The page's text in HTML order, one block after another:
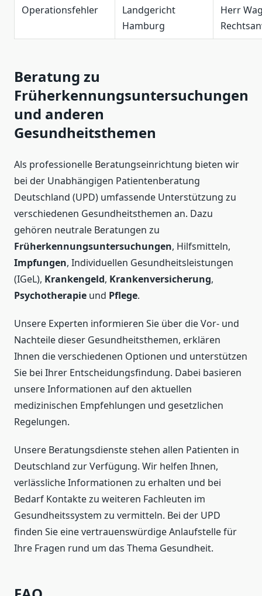
Operationsfehler
Landgericht
Hamburg
Herr
Beratung zu
Früherkennungsuntersuchungen
und anderen
Gesundheitsthemen
Als professionelle Beratungseinrichtung bieten wir
bei der Unabhängigen Patientenberatung
Deutschland (UPD) umfassende Unterstützung zu
verschiedenen Gesundheitsthemen an. Dazu
gehören neutrale Beratungen zu
Früherkennungsuntersuchungen, Hilfsmitteln,
Impfungen, Individuellen Gesundheitsleistungen
(IGeL), Krankengeld, Krankenversicherung,
Psychotherapie und Pflege.
Unsere Experten informieren Sie über die Vor- und
Nachteile dieser Gesundheitsthemen, erklären
Ihnen die verschiedenen Optionen und unterstützen
Sie bei Ihrer Entscheidungsfindung. Dabei basieren
unsere Informationen auf den aktuellen
medizinischen Empfehlungen und gesetzlichen
Regelungen.
Unsere Beratungsdienste stehen allen Patienten in
Deutschland zur Verfügung. Wir helfen Ihnen,
verlässliche Informationen zu erhalten und bei
Bedarf Kontakte zu weiteren Fachleuten im
Gesundheitssystem zu vermitteln. Bei der UPD
finden Sie eine vertrauenswürdige Anlaufstelle für
Ihre Fragen rund um das Thema Gesundheit.